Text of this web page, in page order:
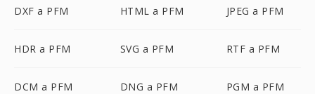
DXF a PFM HTML a PFM JPEG a PFM
HDR a PFM SVG a PFM RTF a PFM
DCM a PFM DNG a PFM PGM a PFM